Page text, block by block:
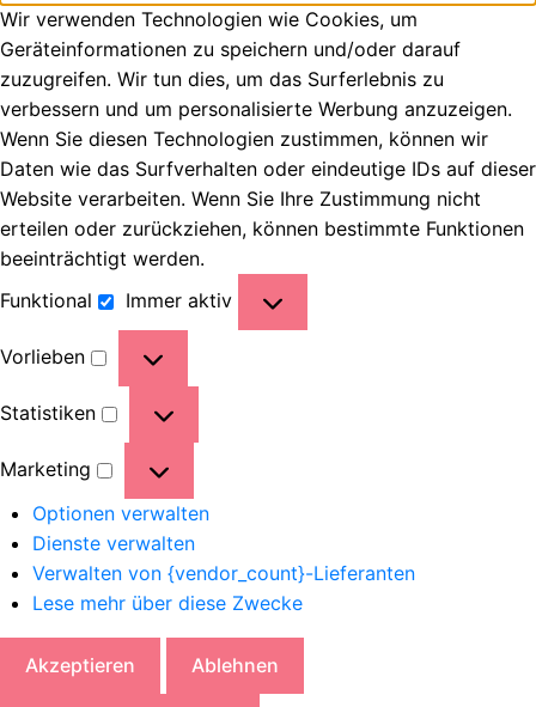
Wir verwenden Technologien wie Cookies, um
Geräteinformationen zu speichern und/oder darauf
zuzugreifen. Wir tun dies, um das Surferlebnis zu
verbessern und um personalisierte Werbung anzuzeigen.
Wenn Sie diesen Technologien zustimmen, können wir
Daten wie das Surfverhalten oder eindeutige IDs auf dieser
Website verarbeiten. Wenn Sie Ihre Zustimmung nicht
erteilen oder zurückziehen, können bestimmte Funktionen
beeinträchtigt werden.
Funktional
Immer aktiv
Vorlieben
Statistiken
Marketing
Optionen verwalten
Dienste verwalten
Verwalten von {vendor_count}-Lieferanten
Lese mehr über diese Zwecke
Akzeptieren Ablehnen